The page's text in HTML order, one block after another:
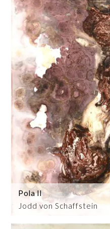
Jodd von Schaffstein
Pola II